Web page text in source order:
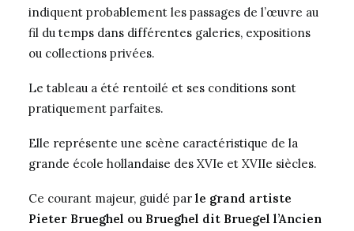
indiquent probablement les passages de l’œuvre au
fil du temps dans différentes galeries, expositions
ou collections privées.
Le tableau a été rentoilé et ses conditions sont
pratiquement parfaites.
Elle représente une scène caractéristique de la
grande école hollandaise des XVIe et XVIIe siècles.
Ce courant majeur, guidé par le grand artiste
Pieter Brueghel ou Brueghel dit Bruegel l’Ancien